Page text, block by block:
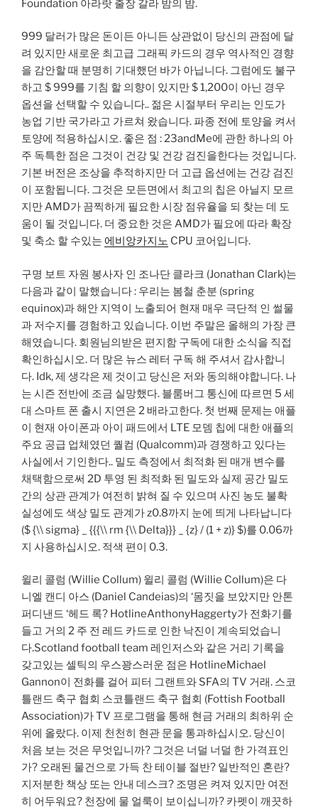
Foundation 아라랏 출장 갈라 밤의 밤.
999 달러가 많은 돈이든 아니든 상관없이 당신의 관점에 달
려 있지만 새로운 최고급 그래픽 카드의 경우 역사적인 경향
을 감안할 때 분명히 기대했던 바가 아닙니다. 그럼에도 불구
하고 $ 999를 기침 할 의향이 있지만 $ 1,200이 아닌 경우
옵션을 선택할 수 있습니다.. 젊은 시절부터 우리는 인도가
농업 기반 국가라고 가르쳐 왔습니다. 파종 전에 토양을 켜서
토양에 적용하십시오. 좋은 점 : 23andMe에 관한 하나의 아
주 독특한 점은 그것이 건강 및 건강 검진을한다는 것입니다.
기본 버전은 조상을 추적하지만 더 고급 옵션에는 건강 검진
이 포함됩니다. 그것은 모든면에서 최고의 칩은 아닐지 모르
지만 AMD가 끔찍하게 필요한 시장 점유율을 되 찾는 데 도
움이 될 것입니다. 더 중요한 것은 AMD가 필요에 따라 확장
및 축소 할 수있는 에비앙카지노 CPU 코어입니다.
구명 보트 자원 봉사자 인 조나단 클라크 (Jonathan Clark)는
다음과 같이 말했습니다 : 우리는 봄철 춘분 (spring
equinox)과 해안 지역이 노출되어 현재 매우 극단적 인 썰물
과 저수지를 경험하고 있습니다. 이번 주말은 올해의 가장 큰
해였습니다. 회원님의받은 편지함 구독에 대한 소식을 직접
확인하십시오. 더 많은 뉴스 레터 구독 해 주셔서 감사합니
다. Idk, 제 생각은 제 것이고 당신은 저와 동의해야합니다. 나
는 시즌 전반에 조금 실망했다. 블룸버그 통신에 따르면 5 세
대 스마트 폰 출시 지연은 2 배라고한다. 첫 번째 문제는 애플
이 현재 아이폰과 아이 패드에서 LTE 모뎀 칩에 대한 애플의
주요 공급 업체였던 퀄컴 (Qualcomm)과 경쟁하고 있다는
사실에서 기인한다.. 밀도 측정에서 최적화 된 매개 변수를
채택함으로써 2D 투영 된 최적화 된 밀도와 실제 공간 밀도
간의 상관 관계가 여전히 밝혀 질 수 있으며 사진 농도 불확
실성에도 색상 밀도 관계가 z0.8까지 눈에 띄게 나타납니다
($ {\\ sigma} _ {{{\\ rm {\\ Delta}}} _ {z} / (1 + z)} $)를 0.06까
지 사용하십시오. 적색 편이 0.3.
윌리 콜럼 (Willie Collum) 윌리 콜럼 (Willie Collum)은 다
니엘 캔디 아스 (Daniel Candeias)의 ‘몸짓을 보았지만 안톤
퍼디낸드 ‘헤드 록? HotlineAnthonyHaggerty가 전화기를
들고 거의 2 주 전 레드 카드로 인한 낙진이 계속되었습니
다.Scotland football team 레인저스와 같은 거리 기록을
갖고있는 셀틱의 우스꽝스러운 점은 HotlineMichael
Gannon이 전화를 걸어 피터 그랜트와 SFA의 TV 거래. 스코
틀랜드 축구 협회 스코틀랜드 축구 협회 (Fottish Football
Association)가 TV 프로그램을 통해 현금 거래의 최하위 순
위에 올랐다. 이제 천천히 현관 문을 통과하십시오. 당신이
처음 보는 것은 무엇입니까? 그것은 너덜 너덜 한 가격표인
가? 오래된 물건으로 가득 찬 테이블 절반? 일반적인 혼란?
지저분한 책상 또는 안내 데스크? 조명은 켜져 있지만 여전
히 어두워요? 천장에 물 얼룩이 보이십니까? 카펫이 깨끗하